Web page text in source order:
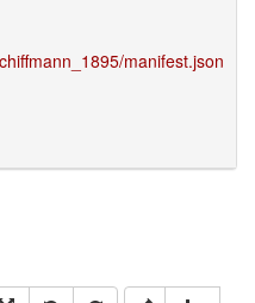
manifest.json